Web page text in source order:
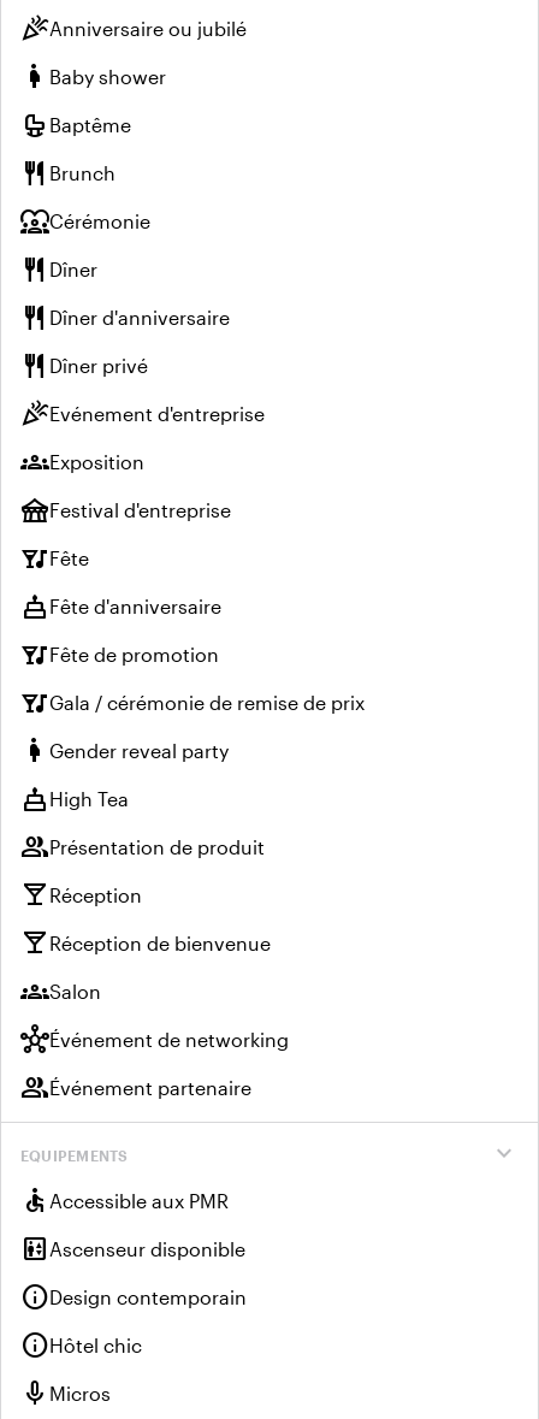
celebrationAnniversaire ou jubilé
pregnant_woman Baby shower
crib Baptême
restaurant Brunch
diversity_1Cérémonie
restaurant Dîner
restaurant Dîner d'anniversaire
restaurant Dîner privé
celebrationEvénement d'entreprise
groupsExposition
festivalFestival d'entreprise
nightlifeFête
cake Fête d'anniversaire
nightlifeFête de promotion
nightlifeGala / cérémonie de remise de prix
pregnant_woman Gender reveal party
cake High Tea
groupPrésentation de produit
local_bar Réception
local_bar Réception de bienvenue
groupsSalon
hubÉvénement de networking
groupÉvénement partenaire
expand_more
EQUIPEMENTS
accessible Accessible aux PMR
elevator Ascenseur disponible
infoDesign contemporain
infoHôtel chic
mic Micros